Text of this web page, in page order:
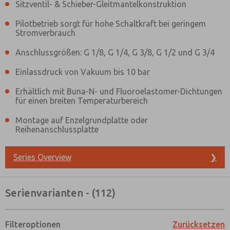
Sitzventil- & Schieber-Gleitmantelkonstruktion
Pilotbetrieb sorgt für hohe Schaltkraft bei geringem
Stromverbrauch
Anschlussgrößen: G 1/8, G 1/4, G 3/8, G 1/2 und G 3/4
Einlassdruck von Vakuum bis 10 bar
Erhältlich mit Buna-N- und Fluoroelastomer-Dichtungen
für einen breiten Temperaturbereich
Montage auf Enzelgrundplatte oder
Reihenanschlussplatte
Series Overview ❯
Serienvarianten - (112)
Filteroptionen Zurücksetzen
Bevorzugte Kontaktmethode?